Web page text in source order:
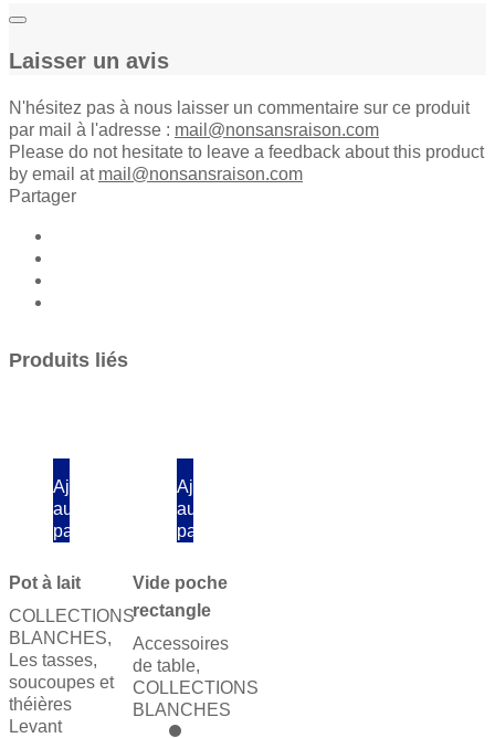
Laisser un avis
N'hésitez pas à nous laisser un commentaire sur ce produit
par mail à l'adresse : mail@nonsansraison.com
Please do not hesitate to leave a feedback about this product
by email at mail@nonsansraison.com
Partager
Produits liés
Ajouter
au
panier
Pot à lait
COLLECTIONS
BLANCHES,
Les tasses,
soucoupes et
théières
Levant
Ajouter
au
panier
Vide poche
rectangle
Accessoires
de table,
COLLECTIONS
BLANCHES